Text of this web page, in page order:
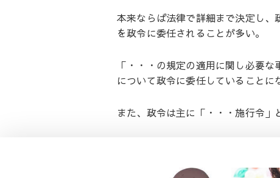
本来ならば法律で詳細まで決定し、
を政令に委任されることが多い。
「・・・の規定の適用に関し必要
について政令に委任していることに
また、政令は主に「・・・施行令」